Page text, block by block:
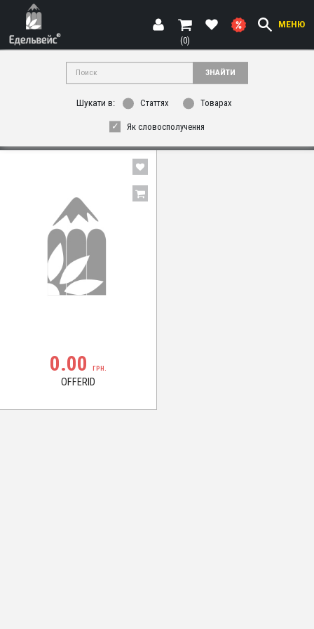
МЕНЮ
(0)
ЗНАЙТИ
Шукати в: Статтях Товарах
Як словосполучення
ВІДДІЛ КАНЦТОВАРІВ: +38067-184-17-31
ФИЛЬТР
0.00 ГРН.
OFFERID